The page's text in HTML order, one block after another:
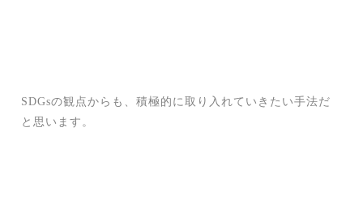
SDGsの観点からも、積極的に取り入れていきたい手法だ
と思います。